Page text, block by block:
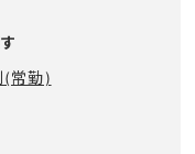
(常勤)